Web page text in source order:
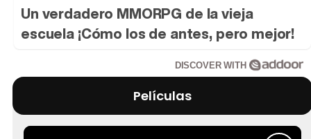
Un verdadero MMORPG de la vieja
escuela ¡Cómo los de antes, pero mejor!
DISCOVER WITH
Películas